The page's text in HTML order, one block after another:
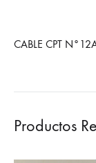
CABLE CPT
Productos